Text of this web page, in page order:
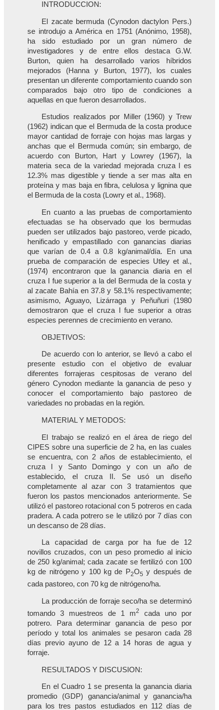
INTRODUCCION:
El zacate bermuda (Cynodon dactylon Pers.)
se introdujo a América en 1751 (Anónimo, 1958),
ha sido estudiado por un gran número de
investigadores y de entre ellos destaca G.W.
Burton, quien ha desarrollado varios híbridos
mejorados (Hanna y Burton, 1977), los cuales
presentan un diferente comportamiento cuando son
comparados bajo otro tipo de condiciones a
aquellas en que fueron desarrollados.
Estudios realizados por Miller (1960) y Trew
(1962) indican que el Bermuda de la costa produce
mayor cantidad de forraje con hojas mas largas y
anchas que el Bermuda común; sin embargo, de
acuerdo con Burton, Hart y Lowrey (1967), la
materia seca de la variedad mejorada cruza I es
12.3% mas digestible y tiende a ser mas alta en
proteína y mas baja en fibra, celulosa y lignina que
el Bermuda de la costa (Lowry et al., 1968).
En cuanto a las pruebas de comportamiento
efectuadas se ha observado que los bermudas
pueden ser utilizados bajo pastoreo, verde picado,
henificado y empastillado con ganancias diarias
que varían de 0.4 a 0.8 kg/animal/día. En una
prueba de comparación de especies Utley et al.,
(1974) encontraron que la ganancia diaria en el
cruza I fue superior a la del Bermuda de la costa y
al zacate Bahía en 37.8 y 58.1% respectivamente;
asimismo, Aguayo, Lizárraga y Peñuñuri (1980
demostraron que el cruza I fue superior a otras
especies perennes de crecimiento en verano.
OBJETIVOS:
De acuerdo con lo anterior, se llevó a cabo el
presente estudio con el objetivo de evaluar
diferentes forrajeras cespitosas de verano del
género Cynodon mediante la ganancia de peso y
conocer el comportamiento bajo pastoreo de
variedades no probadas en la región.
MATERIAL Y METODOS:
El trabajo se realizó en el área de riego del
CIPES sobre una superficie de 2 ha, en las cuales
se encuentra, con 2 años de establecimiento, el
cruza I y Santo Domingo y con un año de
establecido, el cruza II. Se usó un diseño
completamente al azar con 3 tratamientos que
fueron los pastos mencionados anteriormente. Se
utilizó el pastoreo rotacional con 5 potreros en cada
pradera. A cada potrero se le utilizó por 7 días con
un descanso de 28 días.
La capacidad de carga por ha fue de 12
novillos cruzados, con un peso promedio al inicio
de 250 kg/animal; cada zacate se fertilizó con 100
kg de nitrógeno y 100 kg de P2O5 y después de
cada pastoreo, con 70 kg de nitrógeno/ha.
La producción de forraje seco/ha se determinó
tomando 3 muestreos de 1 m2
cada uno por
potrero. Para determinar ganancia de peso por
período y total los animales se pesaron cada 28
días previo ayuno de 12 a 14 horas de agua y
forraje.
RESULTADOS Y DISCUSION:
En el Cuadro 1 se presenta la ganancia diaria
promedio (GDP) ganancia/animal y ganancia/ha
para los tres pastos estudiados en 112 días de